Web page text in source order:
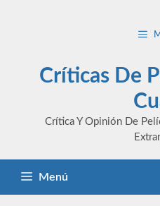
Críticas De
Crítica Y Opinión De
Menú